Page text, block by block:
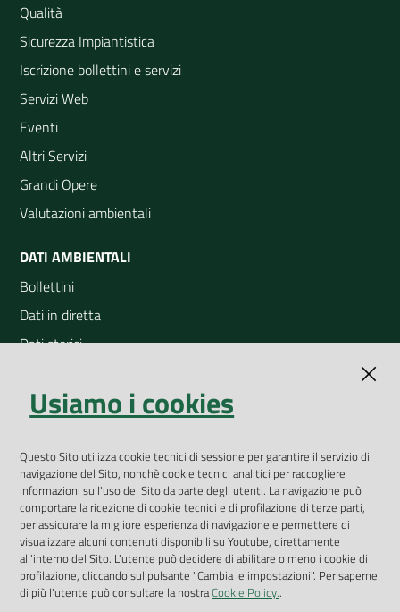
Qualità
Sicurezza Impiantistica
Iscrizione bollettini e servizi
Servizi Web
Eventi
Altri Servizi
Grandi Opere
Valutazioni ambientali
DATI AMBIENTALI
Bollettini
Dati in diretta
Dati storici
Open Data
App Arpav
Rapporti regionali annuali
Le Infografiche
Dispenser dati
Vai alla pagina
Usiamo i cookies
Questo Sito utilizza cookie tecnici di sessione per garantire il servizio di
navigazione del Sito, nonchè cookie tecnici analitici per raccogliere
informazioni sull'uso del Sito da parte degli utenti. La navigazione può
comportare la ricezione di cookie tecnici e di profilazione di terze parti,
per assicurare la migliore esperienza di navigazione e permettere di
visualizzare alcuni contenuti disponibili su Youtube, direttamente
all'interno del Sito. L'utente può decidere di abilitare o meno i cookie di
profilazione, cliccando sul pulsante "Cambia le impostazioni". Per saperne
di più l'utente può consultare la nostraCookie Policy..